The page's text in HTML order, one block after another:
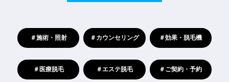
＃施術・照射 ＃カウンセリング ＃効果・脱毛機
＃医療脱毛 ＃エステ脱毛 ＃ご契約・予約